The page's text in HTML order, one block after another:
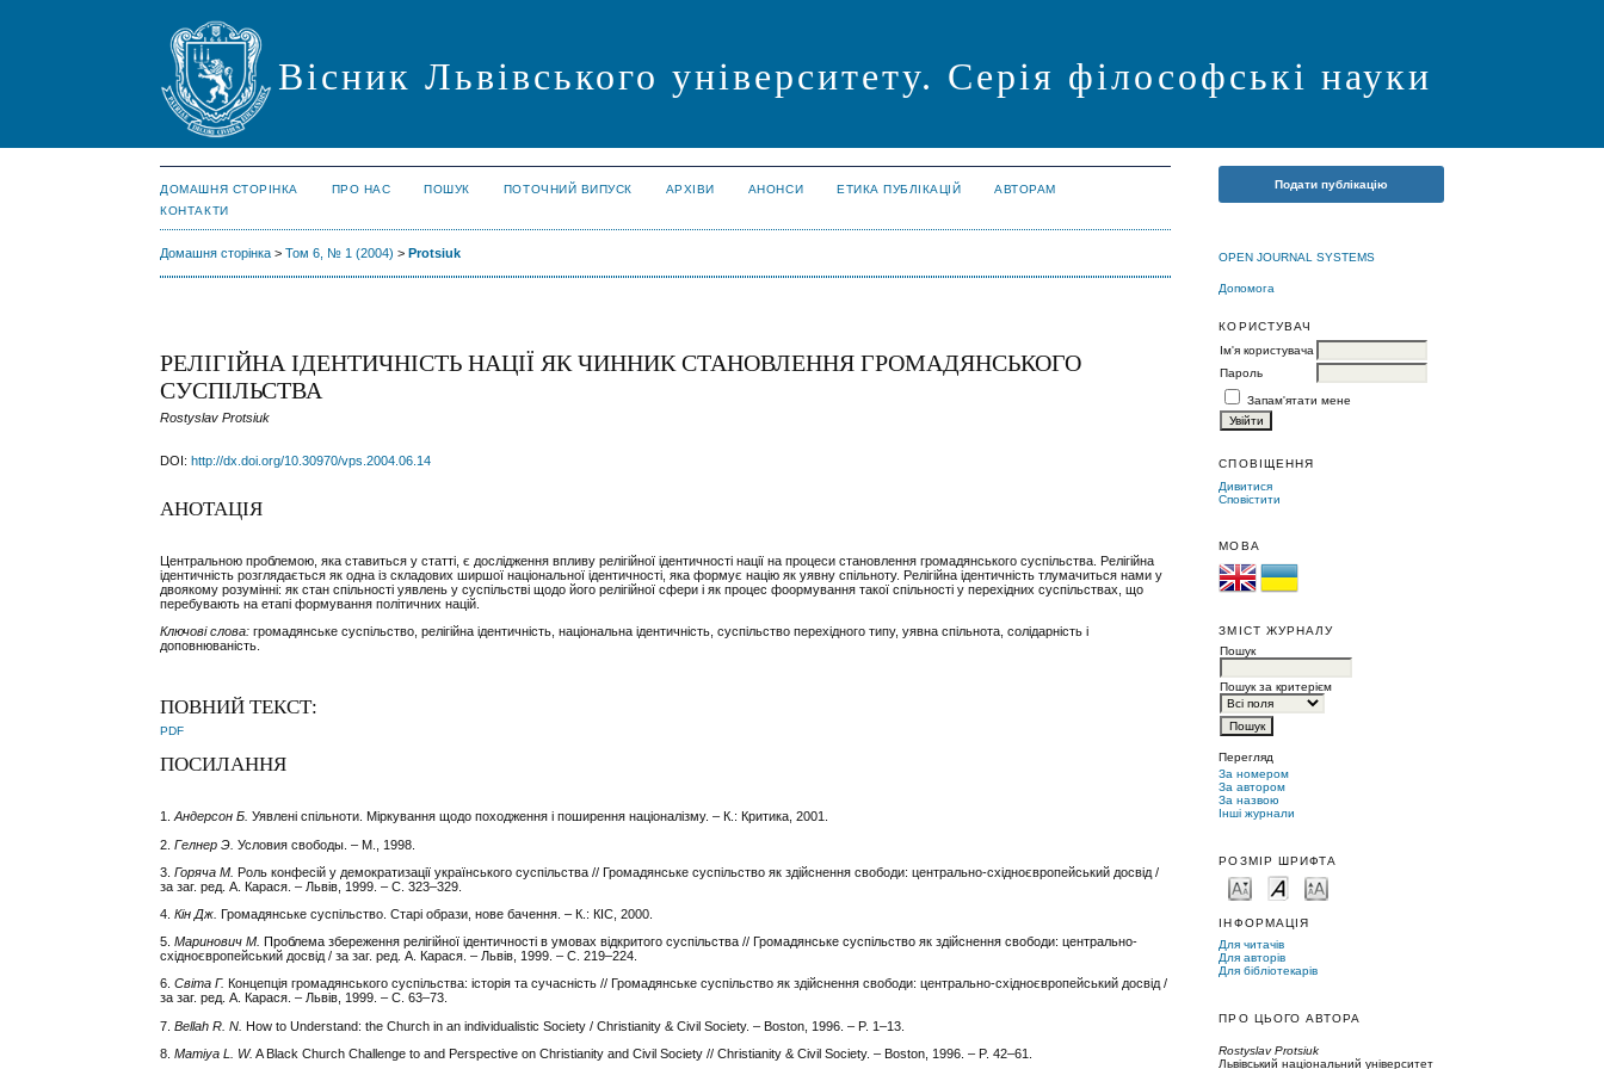
Вісник Львівського університету. Серія філософські науки
Подати публікацію
OPEN JOURNAL SYSTEMS
Допомога
КОРИСТУВАЧ
Ім'я користувача
Пароль
Запам'ятати мене
СПОВІЩЕННЯ
Дивитися
Сповістити
МОВА
ЗМІСТ ЖУРНАЛУ
Пошук
Пошук за критерієм
Перегляд
За номером
За автором
За назвою
Інші журнали
РОЗМІР ШРИФТА
ІНФОРМАЦІЯ
Для читачів
Для авторів
Для бібліотекарів
ПРО ЦЬОГО АВТОРА
Rostyslav Protsiuk
Львівський національний університет
ДОМАШНЯ СТОРІНКА ПРО НАС ПОШУК ПОТОЧНИЙ ВИПУСК АРХІВИ АНОНСИ ЕТИКА ПУБЛІКАЦІЙ
АВТОРАМ
КОНТАКТИ
Домашня сторінка >Том 6, № 1 (2004) >Protsiuk
РЕЛІГІЙНА ІДЕНТИЧНІСТЬ НАЦІЇ ЯК ЧИННИК СТАНОВЛЕННЯ ГРОМАДЯНСЬКОГО
СУСПІЛЬСТВА
Rostyslav Protsiuk
DOI: http://dx.doi.org/10.30970/vps.2004.06.14
АНОТАЦІЯ
Центральною проблемою, яка ставиться у статті, є дослідження впливу релігійної ідентичності нації на процеси становлення громадянського суспільства. Релігійна
ідентичність розглядається як одна із складових ширшої національної ідентичності, яка формує націю як уявну спільноту. Релігійна ідентичність тлумачиться нами у
двоякому розумінні: як стан спільності уявлень у суспільстві щодо його релігійної сфери і як процес фоормування такої спільності у перехідних суспільствах, що
перебувають на етапі формування політичних націй.
Ключові слова: громадянське суспільство, релігійна ідентичність, національна ідентичність, суспільство перехідного типу, уявна спільнота, солідарність і
доповнюваність.
ПОВНИЙ ТЕКСТ:
PDF
ПОСИЛАННЯ
1.Андерсон Б. Уявлені спільноти. Міркування щодо походження і поширення націоналізму.– К.: Критика, 2001.
2.Гелнер Э. Условия свободы. – М., 1998.
3.Горяча М. Роль конфесій у демократизації українського суспільства // Громадянське суспільство як здійснення свободи: центрально-східноєвропейський досвід /
за заг. ред. А. Карася. – Львів, 1999. – С. 323–329.
4.Кін Дж. Громадянське суспільство. Старі образи, нове бачення. – К.: КІС, 2000.
5.Маринович М. Проблема збереження релігійної ідентичності в умовах відкритого суспільства // Громадянське суспільство як здійснення свободи: центрально-
східноєвропейський досвід / за заг. ред. А. Карася. – Львів, 1999. – С. 219–224.
6.Світа Г. Концепція громадянського суспільства: історія та сучасність // Громадянське суспільство як здійснення свободи: центрально-східноєвропейський досвід /
за заг. ред. А. Карася. – Львів, 1999. – С. 63–73.
7.Bellah R. N. How to Understand: the Church in an individualistic Society / Christianity & Civil Society. – Boston, 1996. – P. 1–13.
8.Mamiya L. W. A Black Church Challenge to and Perspective on Christianity and Civil Society // Christianity & Civil Society. – Boston, 1996. – P. 42–61.